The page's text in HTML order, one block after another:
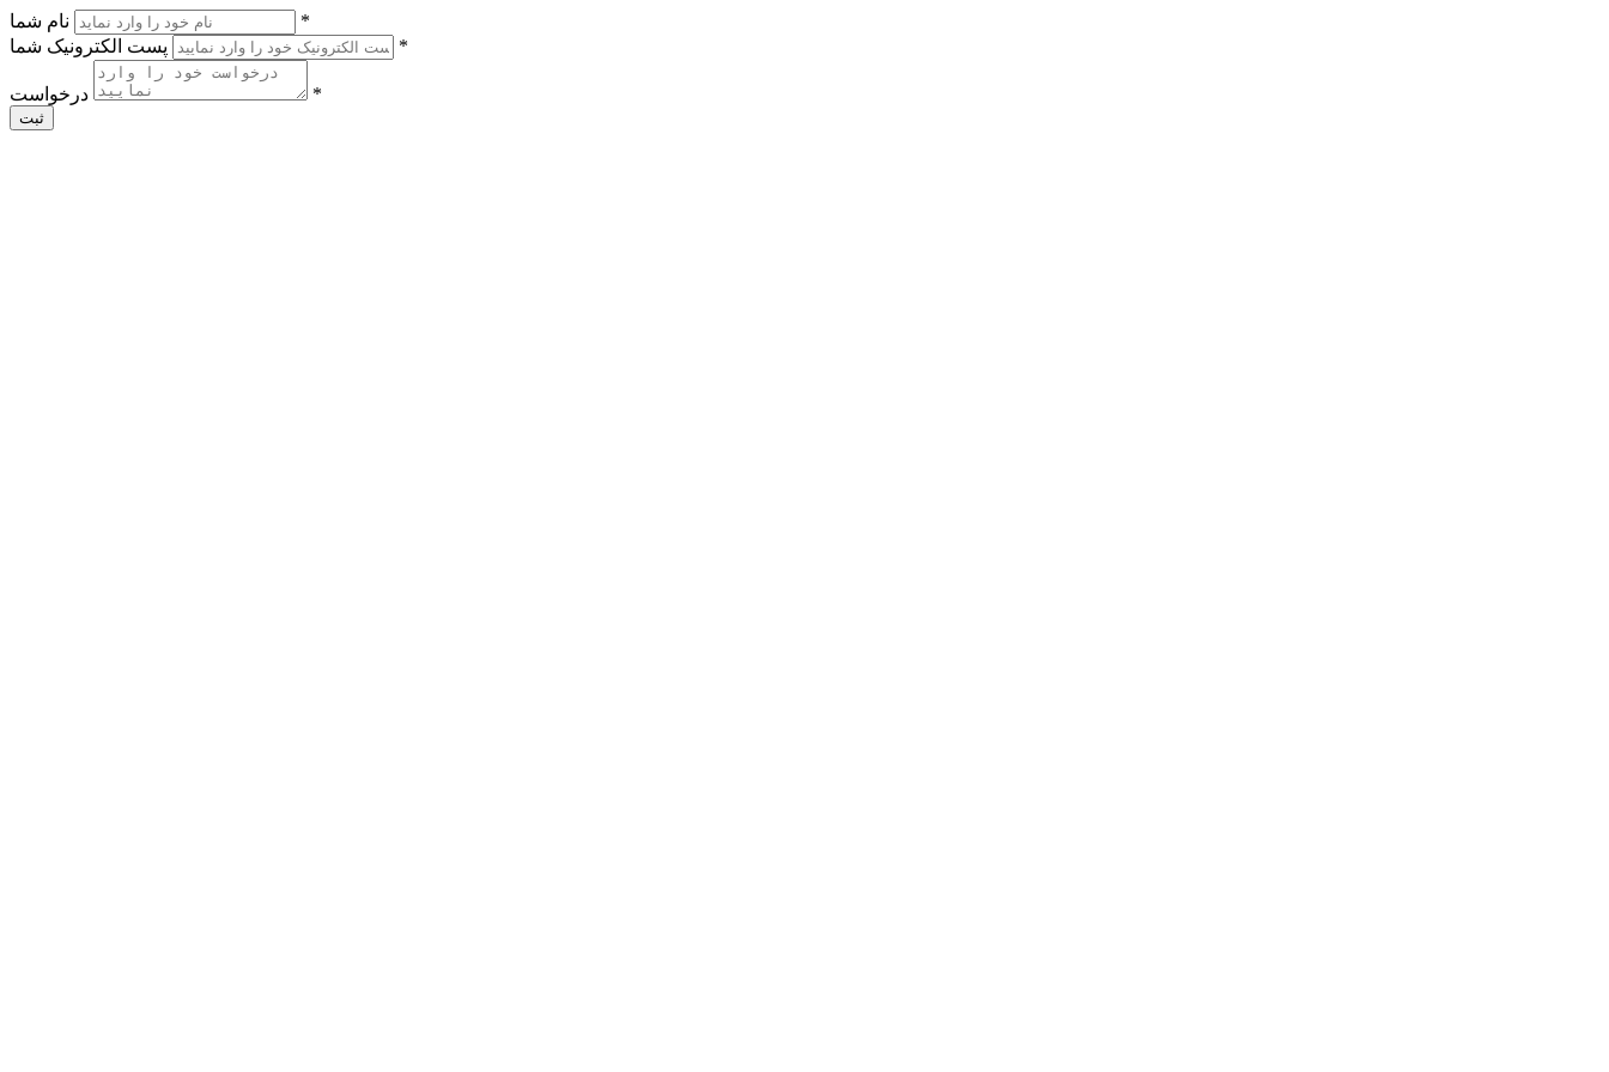
نام شما
*
پست الکترونیک شما
*
درخواست *